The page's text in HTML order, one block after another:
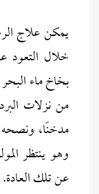
يمكن علاج
خلال التعود
بخاخ ماء
من نزلات
مدخنًا،
وهو ينتظر
عن تلك العادة.